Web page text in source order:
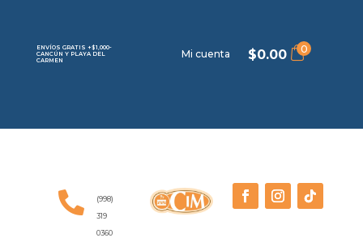
ENVÍOS GRATIS +$1,000-
CANCÚN Y PLAYA DEL
CARMEN
Mi cuenta $0.00 0

(998)
319
0360